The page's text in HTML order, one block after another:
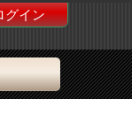
グイン